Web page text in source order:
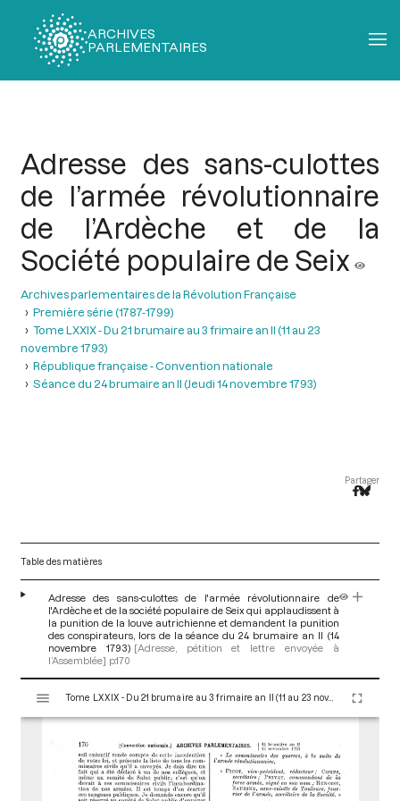
ARCHIVES
PARLEMENTAIRES
Adresse des sans-culottes
de l’armée révolutionnaire
de l’Ardèche et de la
Société populaire de Seix
Archives parlementaires de la Révolution Française
Première série (1787-1799)
Tome LXXIX - Du 21 brumaire au 3 frimaire an II (11 au 23
novembre 1793)
République française - Convention nationale
Séance du 24 brumaire an II (Jeudi 14 novembre 1793)
Partager
Table des matières
Adresse des sans-culottes de l'armée révolutionnaire de
l'Ardèche et de la société populaire de Seix qui applaudissent à
la punition de la louve autrichienne et demandent la punition
des conspirateurs, lors de la séance du 24 brumaire an II (14
novembre 1793) [Adresse, pétition et lettre envoyée à
l’Assemblée] p.170
s
Tome LXXIX - Du 21 brumaire au 3 frimaire an II (11 au 23 novembre 1793)